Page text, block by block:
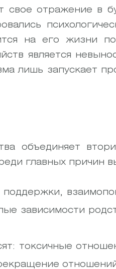
свое отражение в
на его жизни
является
лишь запускает
объединяет
главных причин
поддержки,
зависимости
токсичные